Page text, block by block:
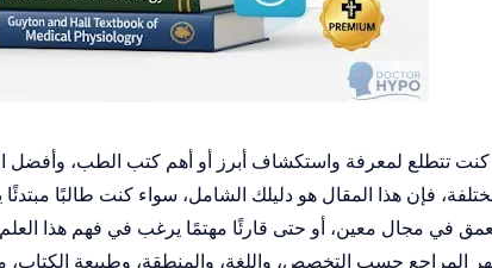
كنت تتطلع لمعرفة واستكشاف أبرز أو أهم كتب الطب، وأفضل
فإن هذا المقال هو دليلك الشامل، سواء كنت طالبًا
في مجال معين، أو حتى قارئًا مهتمًا يرغب في فهم هذا
المراجع حسب التخصص، واللغة، والمنطقة، وطبيعة الكتاب،